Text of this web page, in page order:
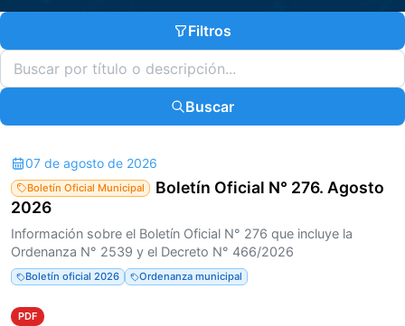
Filtros
Buscar
07 de agosto de 2026
Boletín Oficial Municipal
Boletín Oficial N° 276. Agosto
2026
Información sobre el Boletín Oficial N° 276 que incluye la
Ordenanza N° 2539 y el Decreto N° 466/2026
Boletín oficial 2026 Ordenanza municipal
PDF